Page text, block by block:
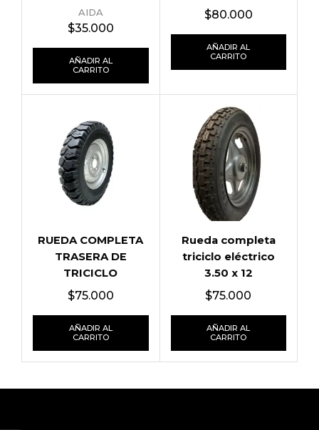
AIDA
$35.000
AÑADIR AL
CARRITO
ELÉCTRICO 12-4.00
$80.000
AÑADIR AL
CARRITO
RUEDA COMPLETA
TRASERA DE
TRICICLO
ELÉCTRICO 12-4.50
$75.000
AÑADIR AL
CARRITO
Rueda completa
triciclo eléctrico
3.50 x 12
delantera/trasera
$75.000
AÑADIR AL
CARRITO